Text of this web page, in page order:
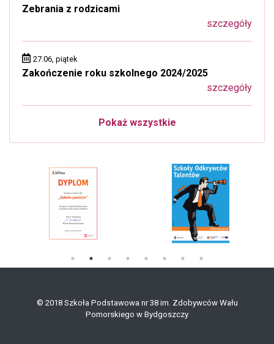
Zebrania z rodzicami
szczegóły
27.06, piątek
Zakończenie roku szkolnego 2024/2025
szczegóły
Pokaż wszystkie
© 2018 Szkoła Podstawowa nr 38 im. Zdobywców Wału
Pomorskiego w Bydgoszczy